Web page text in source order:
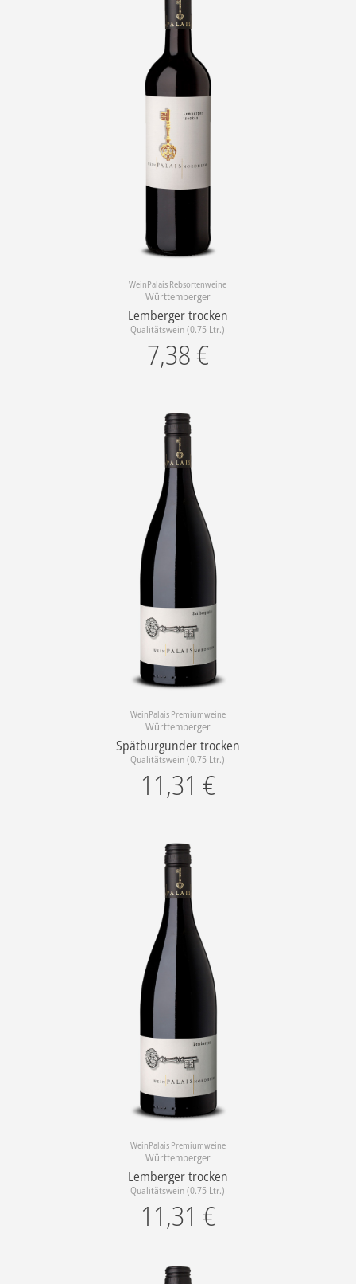
WeinPalais Rebsortenweine
Württemberger
Lemberger trocken
Qualitätswein (0.75 Ltr.)
7,38 €
WeinPalais Premiumweine
Württemberger
Spätburgunder trocken
Qualitätswein (0.75 Ltr.)
11,31 €
WeinPalais Premiumweine
Württemberger
Lemberger trocken
Qualitätswein (0.75 Ltr.)
11,31 €